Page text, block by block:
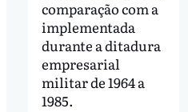
comparação com a
implementada
durante a ditadura
empresarial
militar de 1964 a
1985.